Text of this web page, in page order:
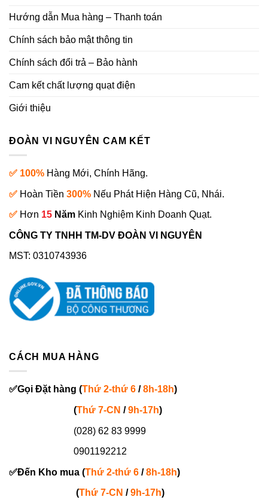
Hướng dẫn Mua hàng – Thanh toán
Chính sách bảo mật thông tin
Chính sách đổi trả – Bảo hành
Cam kết chất lượng quạt điện
Giới thiệu
ĐOÀN VI NGUYÊN CAM KẾT
✅ 100% Hàng Mới, Chính Hãng.
✅ Hoàn Tiền 300% Nếu Phát Hiện Hàng Cũ, Nhái.
✅ Hơn 15 Năm Kinh Nghiệm Kinh Doanh Quạt.
CÔNG TY TNHH TM-DV ĐOÀN VI NGUYÊN
MST: 0310743936
CÁCH MUA HÀNG
✅Gọi Đặt hàng (Thứ 2-thứ 6 /8h-18h)
(Thứ 7-CN /9h-17h)
(028) 62 83 9999
0901192212
✅Đến Kho mua (Thứ 2-thứ 6 /8h-18h)
(Thứ 7-CN /9h-17h)